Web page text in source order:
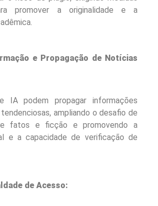
promover a originalidade e a
e Propagação de Notícias
IA podem propagar informações
ampliando o desafio de
fatos e ficção e promovendo a
e a capacidade de verificação de
de Acesso: